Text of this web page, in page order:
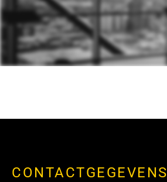
CONTACTGEGEVENS